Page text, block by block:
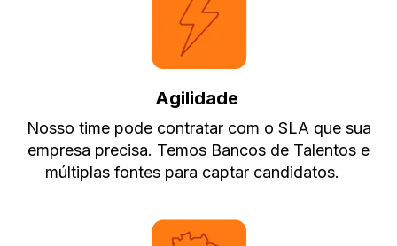
Agilidade
Nosso time pode contratar com o SLA que sua
empresa precisa. Temos Bancos de Talentos e
múltiplas fontes para captar candidatos.